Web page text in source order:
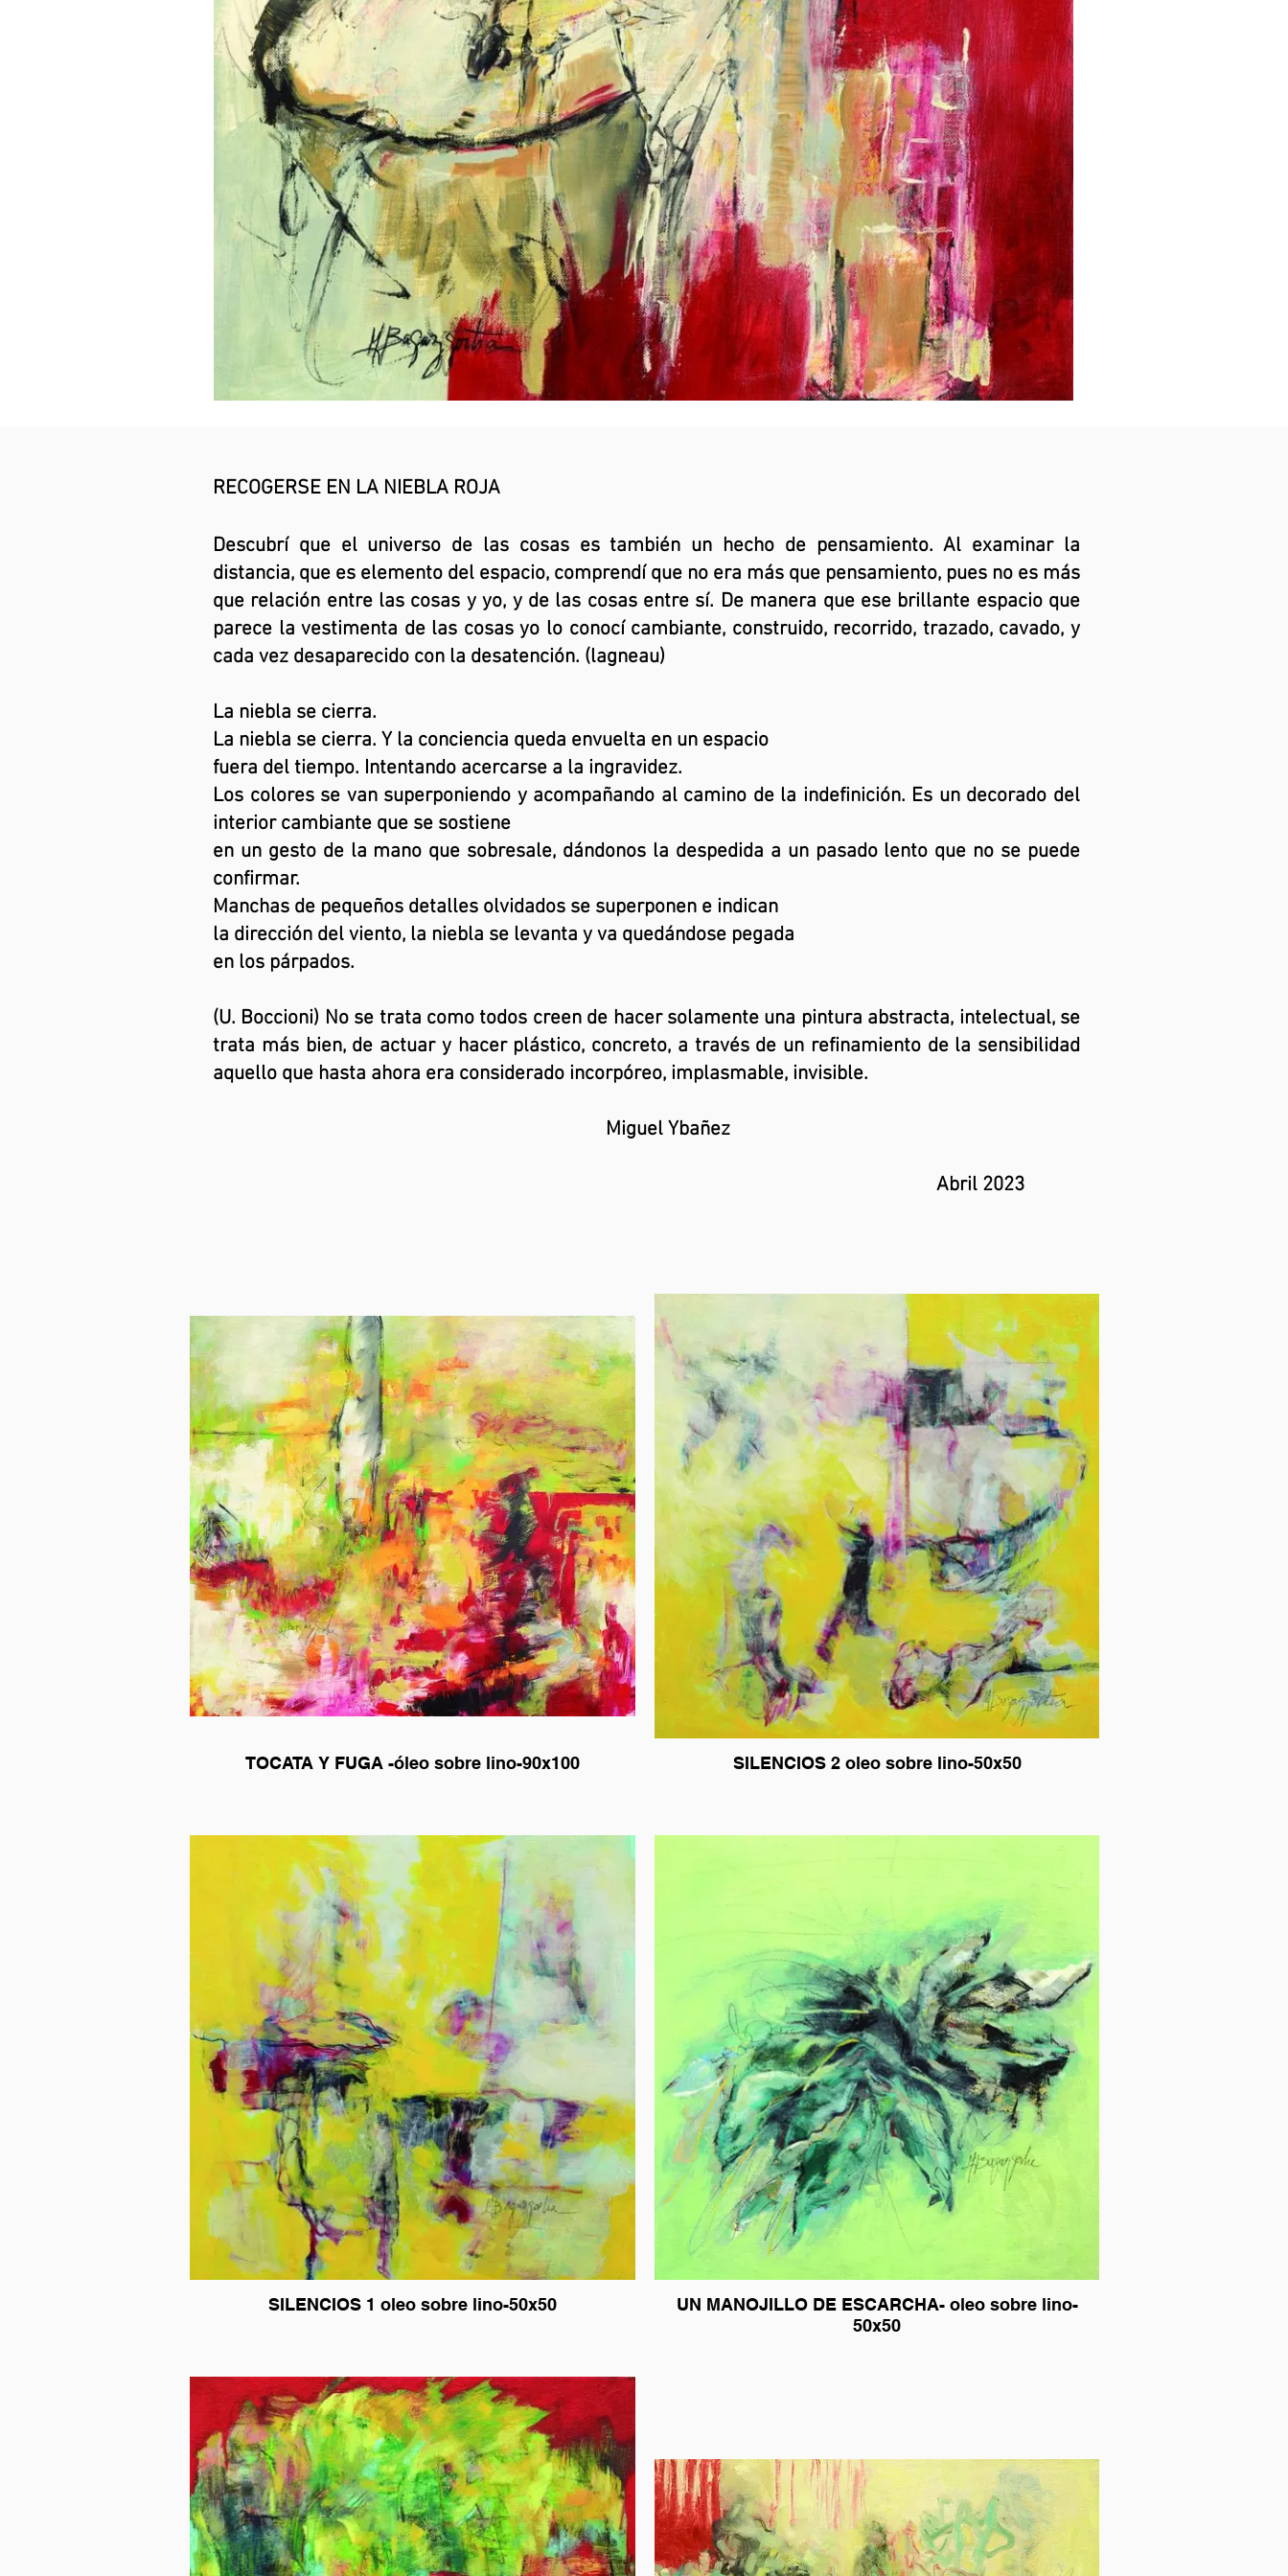
RECOGERSE EN LA NIEBLA ROJA
Descubrí que el universo de las cosas es también un hecho de pensamiento. Al examinar la
distancia, que es elemento del espacio, comprendí que no era más que pensamiento, pues no es más
que relación entre las cosas y yo, y de las cosas entre sí. De manera que ese brillante espacio que
parece la vestimenta de las cosas yo lo conocí cambiante, construido, recorrido, trazado, cavado, y
cada vez desaparecido con la desatención. (lagneau)
La niebla se cierra.
La niebla se cierra. Y la conciencia queda envuelta en un espacio
fuera del tiempo. Intentando acercarse a la ingravidez.
Los colores se van superponiendo y acompañando al camino de la indefinición. Es un decorado del
interior cambiante que se sostiene
en un gesto de la mano que sobresale, dándonos la despedida a un pasado lento que no se puede
confirmar.
Manchas de pequeños detalles olvidados se superponen e indican
la dirección del viento, la niebla se levanta y va quedándose pegada
en los párpados.
(U. Boccioni) No se trata como todos creen de hacer solamente una pintura abstracta, intelectual, se
trata más bien, de actuar y hacer plástico, concreto, a través de un refinamiento de la sensibilidad
aquello que hasta ahora era considerado incorpóreo, implasmable, invisible.
Miguel Ybañez
Abril 2023
TOCATA Y FUGA -óleo sobre lino-90x100 SILENCIOS 2 oleo sobre lino-50x50
SILENCIOS 1 oleo sobre lino-50x50
UN MANOJILLO DE ESCARCHA- oleo sobre lino-
50x50